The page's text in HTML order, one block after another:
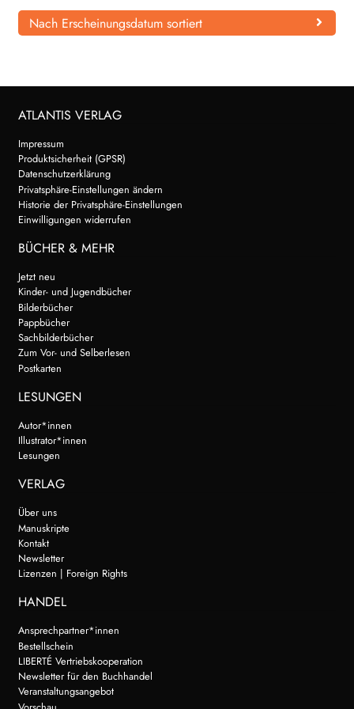
WEITERE VERLAGE
Search:
Nach Erscheinungsdatum sortiert
ATLANTIS VERLAG
Impressum
Produktsicherheit (GPSR)
Datenschutzerklärung
Privatsphäre-Einstellungen ändern
Historie der Privatsphäre-Einstellungen
Einwilligungen widerrufen
BÜCHER & MEHR
Jetzt neu
Kinder- und Jugendbücher
Bilderbücher
Pappbücher
Sachbilderbücher
Zum Vor- und Selberlesen
Postkarten
LESUNGEN
Autor*innen
Illustrator*innen
Lesungen
VERLAG
Über uns
Manuskripte
Kontakt
Newsletter
Lizenzen | Foreign Rights
HANDEL
Ansprechpartner*innen
Bestellschein
LIBERTÉ Vertriebskooperation
Newsletter für den Buchhandel
Veranstaltungsangebot